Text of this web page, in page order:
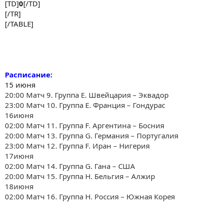
[TD]0[/TD]
[/TR]
[/TABLE]
Расписание:
15 июня
20:00 Матч 9. Группа E. Швейцария – Эквадор
23:00 Матч 10. Группа E. Франция – Гондурас
16июня
02:00 Матч 11. Группа F. Аргентина – Босния
20:00 Матч 13. Группа G. Германия – Португалия
23:00 Матч 12. Группа F. Иран – Нигерия
17июня
02:00 Матч 14. Группа G. Гана – США
20:00 Матч 15. Группа H. Бельгия – Алжир
18июня
02:00 Матч 16. Группа H. Россия – Южная Корея